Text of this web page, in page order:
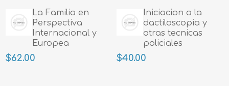
La Familia en
Perspectiva
Internacional y
Europea
$62.00
Iniciacion a la
dactiloscopia y
otras tecnicas
policiales
$40.00